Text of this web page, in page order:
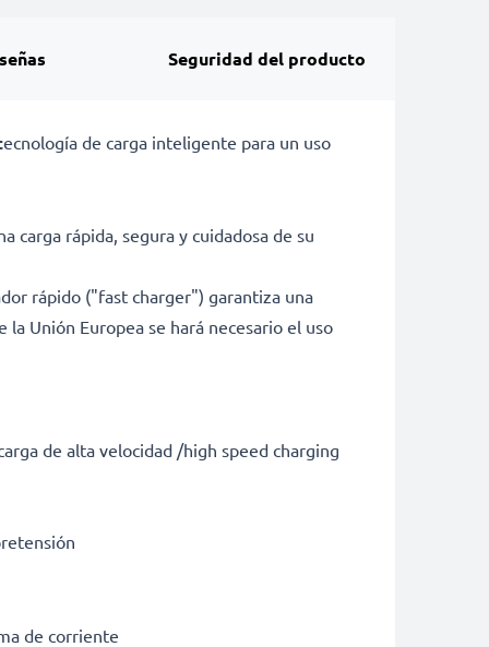
Seguridad del producto
ecnología de carga inteligente para un uso
carga rápida, segura y cuidadosa de su
rápido ("fast charger") garantiza una
Unión Europea se hará necesario el uso
de alta velocidad /high speed charging
de corriente